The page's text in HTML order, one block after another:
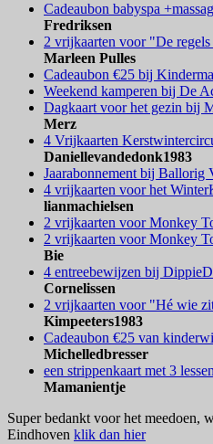
Cadeaubon babyspa
Fredriksen
2 vrijkaarten voor "De
Marleen Pulles
Cadeaubon €25 bij
Weekend kamperen bij De
Dagkaart voor het gezin bij
Merz
4 Vrijkaarten
Daniellevandedonk1983
Jaarabonnement bij Ballorig
4 vrijkaarten voor het
lianmachielsen
2 vrijkaarten voor Monkey
2 vrijkaarten voor Monkey
Bie
4 entreebewijzen bij
Cornelissen
2 vrijkaarten voor "Hé wie
Kimpeeters1983
Cadeaubon €25 van
Michelledbresser
een strippenkaart met 3
Mamanientje
Super bedankt voor het meedoen,
Eindhoven klik dan hier